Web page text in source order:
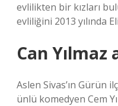
evlilikten bir kızları
evliliğini 2013 yılında
Can Yılmaz
Aslen Sivas’ın Gürün
ünlü komedyen Cem